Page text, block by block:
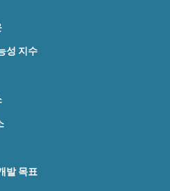
성 지수
발 목표